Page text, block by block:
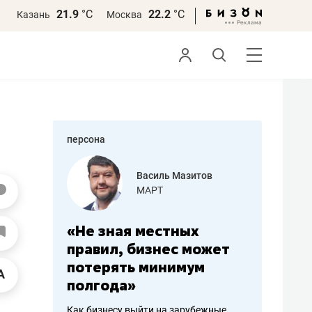
Казань 21.9 °С Москва 22.2 °С
персона
работа
Василь Мазитов
МАРТ
«Не зная местных
правил, бизнес может
потерять минимум
полгода»